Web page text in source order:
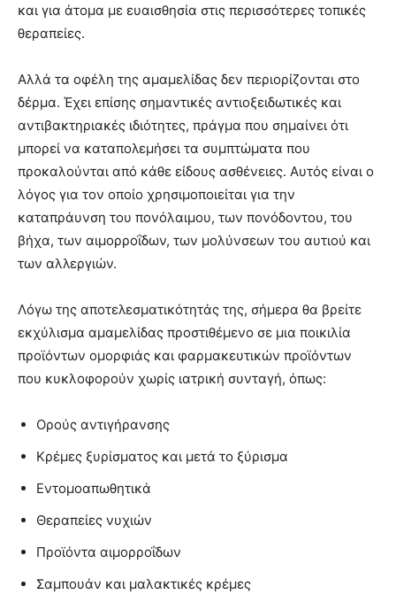
και για άτομα με ευαισθησία στις περισσότερες τοπικές
θεραπείες.
Αλλά τα οφέλη της αμαμελίδας δεν περιορίζονται στο
δέρμα. Έχει επίσης σημαντικές αντιοξειδωτικές και
αντιβακτηριακές ιδιότητες, πράγμα που σημαίνει ότι
μπορεί να καταπολεμήσει τα συμπτώματα που
προκαλούνται από κάθε είδους ασθένειες. Αυτός είναι ο
λόγος για τον οποίο χρησιμοποιείται για την
καταπράυνση του πονόλαιμου, των πονόδοντου, του
βήχα, των αιμορροΐδων, των μολύνσεων του αυτιού και
των αλλεργιών.
Λόγω της αποτελεσματικότητάς της, σήμερα θα βρείτε
εκχύλισμα αμαμελίδας προστιθέμενο σε μια ποικιλία
προϊόντων ομορφιάς και φαρμακευτικών προϊόντων
που κυκλοφορούν χωρίς ιατρική συνταγή, όπως:
Ορούς αντιγήρανσης
Κρέμες ξυρίσματος και μετά το ξύρισμα
Εντομοαπωθητικά
Θεραπείες νυχιών
Προϊόντα αιμορροΐδων
Σαμπουάν και μαλακτικές κρέμες